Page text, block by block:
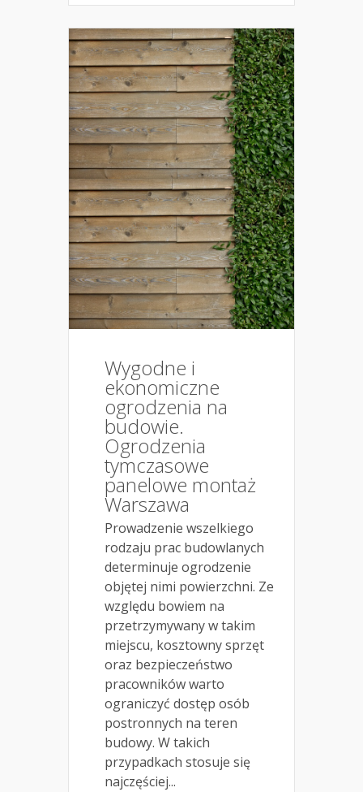
Wygodne i
ekonomiczne
ogrodzenia na
budowie.
Ogrodzenia
tymczasowe
panelowe montaż
Warszawa
Prowadzenie wszelkiego
rodzaju prac budowlanych
determinuje ogrodzenie
objętej nimi powierzchni. Ze
względu bowiem na
przetrzymywany w takim
miejscu, kosztowny sprzęt
oraz bezpieczeństwo
pracowników warto
ograniczyć dostęp osób
postronnych na teren
budowy. W takich
przypadkach stosuje się
najczęściej...